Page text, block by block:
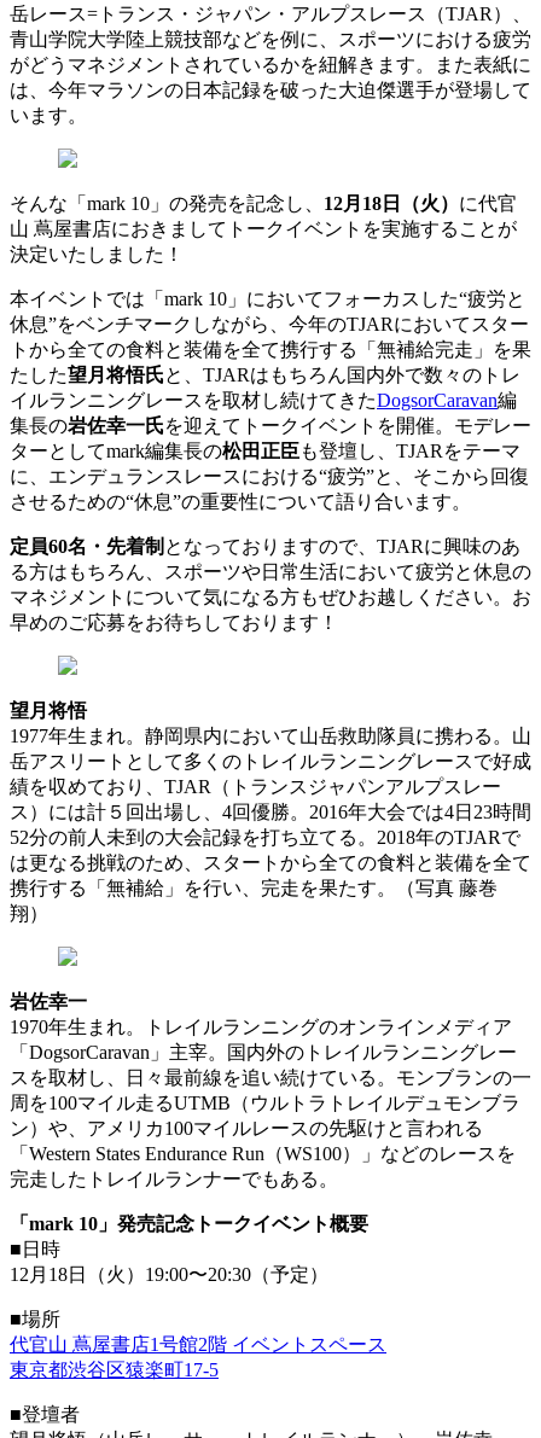
岳レース=トランス・ジャパン・アルプスレース（TJAR）、
青山学院大学陸上競技部などを例に、スポーツにおける疲労
がどうマネジメントされているかを紐解きます。また表紙に
は、今年マラソンの日本記録を破った大迫傑選手が登場して
います。
そんな「mark 10」の発売を記念し、 12月18日（火） に代官
山 蔦屋書店におきましてトークイベントを実施することが
決定いたしました！
本イベントでは「mark 10」においてフォーカスした“疲労と
休息”をベンチマークしながら、今年のTJARにおいてスター
トから全ての食料と装備を全て携行する「無補給完走」を果
たした望月将悟氏と、TJARはもちろん国内外で数々のトレ
イルランニングレースを取材し続けてきたDogsorCaravan編
集長の岩佐幸一氏を迎えてトークイベントを開催。モデレー
ターとしてmark編集長の松田正臣も登壇し、TJARをテーマ
に、エンデュランスレースにおける“疲労”と、そこから回復
させるための“休息”の重要性について語り合います。
定員60名・先着制 となっておりますので、TJARに興味のあ
る方はもちろん、スポーツや日常生活において疲労と休息の
マネジメントについて気になる方もぜひお越しください。お
早めのご応募をお待ちしております！
望月将悟
1977年生まれ。静岡県内において山岳救助隊員に携わる。山
岳アスリートとして多くのトレイルランニングレースで好成
績を収めており、TJAR（トランスジャパンアルプスレー
ス）には計５回出場し、4回優勝。2016年大会では4日23時間
52分の前人未到の大会記録を打ち立てる。2018年のTJARで
は更なる挑戦のため、スタートから全ての食料と装備を全て
携行する「無補給」を行い、完走を果たす。（写真 藤巻
翔）
岩佐幸一
1970年生まれ。トレイルランニングのオンラインメディア
「DogsorCaravan」主宰。国内外のトレイルランニングレー
スを取材し、日々最前線を追い続けている。モンブランの一
周を100マイル走るUTMB（ウルトラトレイルデュモンブラ
ン）や、アメリカ100マイルレースの先駆けと言われる
「Western States Endurance Run（WS100）」などのレースを
完走したトレイルランナーでもある。
「mark 10」発売記念トークイベント概要
■日時
12月18日（火）19:00〜20:30（予定）
■場所
代官山 蔦屋書店1号館2階 イベントスペース
東京都渋谷区猿楽町17-5
■登壇者